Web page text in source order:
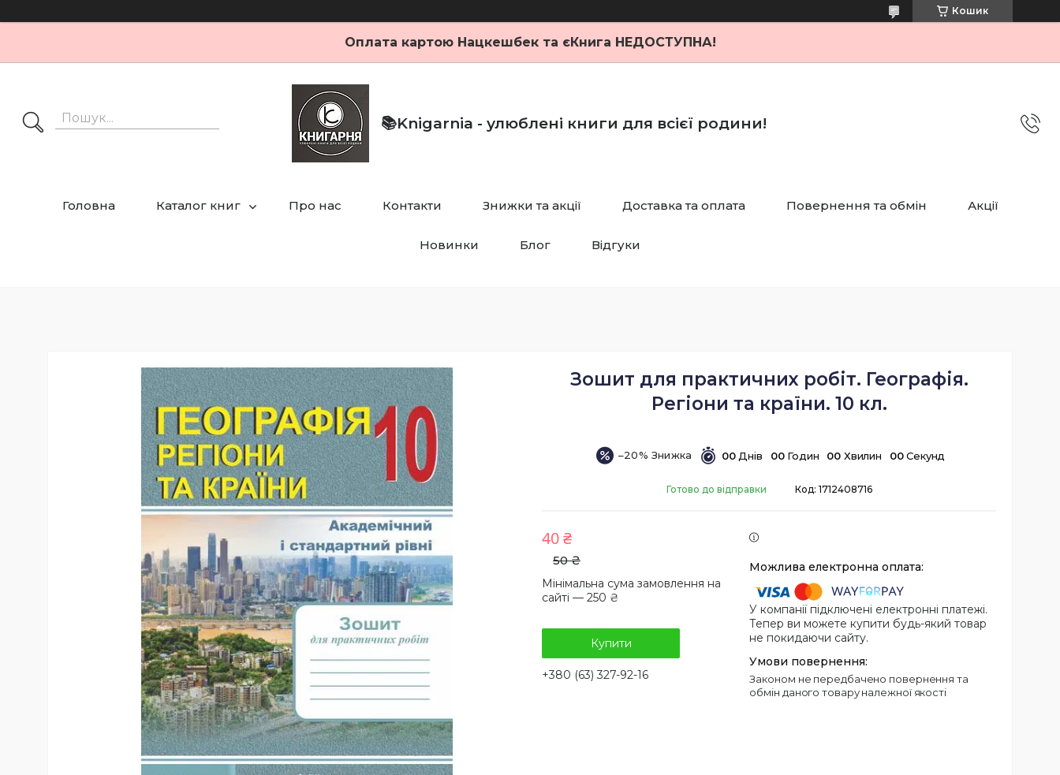
Кошик
Оплата картою Нацкешбек та єКнига НЕДОСТУПНА!
📚Knigarnia - улюблені книги для всієї родини!
Головна Каталог книг Про нас Контакти Знижки та акції Доставка та оплата Повернення та обмін Акції
Новинки Блог Відгуки
Зошит для практичних робіт. Географія.
Регіони та країни. 10 кл.
–20% 00 Днів 00 Годин 00 Хвилин 00 Секунд
Готово до відправки Код: 1712408716
50 ₴
40 ₴
Мінімальна сума замовлення на
сайті — 250 ₴
Купити
+380 (63) 327-92-16
У компанії підключені електронні платежі.
Тепер ви можете купити будь-який товар
не покидаючи сайту.
Законом не передбачено повернення та
обмін даного товару належної якості